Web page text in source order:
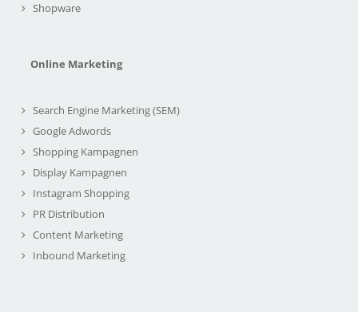
Shopware
Online Marketing
Search Engine Marketing (SEM)
Google Adwords
Shopping Kampagnen
Display Kampagnen
Instagram Shopping
PR Distribution
Content Marketing
Inbound Marketing